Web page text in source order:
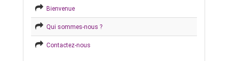
Bienvenue
Qui sommes-nous ?
Contactez-nous